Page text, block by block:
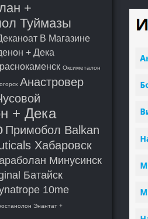
+
Туймазы
В Магазине
+ Дека
Оксиметалон
Анастровер
+ Дека
Примобол Balkan
Хабаровск
Минусинск
Батайск
10me
Энантат +